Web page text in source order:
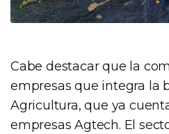
Cabe destacar que la
empresas que integra la
Agricultura, que ya
empresas Agtech. El